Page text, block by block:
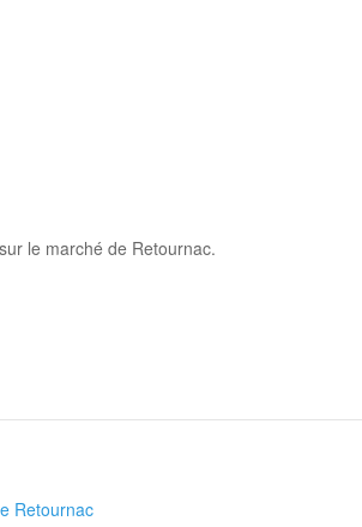
le marché de Retournac.
Retournac